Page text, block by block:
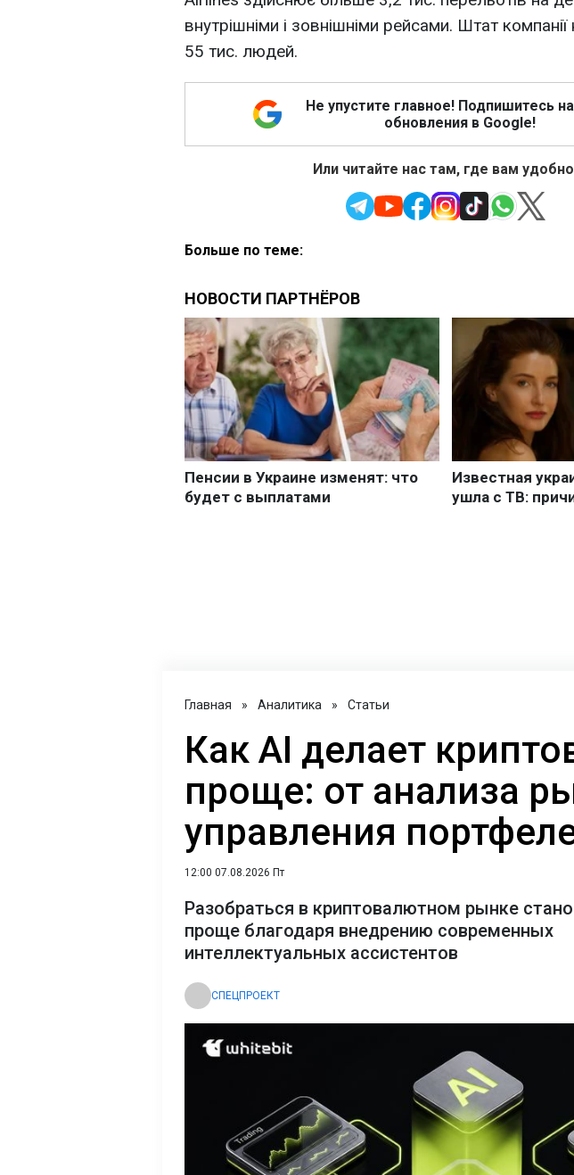
внутрішніми і зовнішніми рейсами. Штат компанії
55 тис. людей.
Не упустите главное! Подпишитесь
обновления в Google!
Или читайте нас там, где вам
Больше по теме:
Главная » Аналитика » Статьи
Как AI делает
проще: от анализа
управления
12:00 07.08.2026 Пт
Разобраться в криптовалютном рынке
проще благодаря внедрению современных
интеллектуальных ассистентов
СПЕЦПРОЕКТ